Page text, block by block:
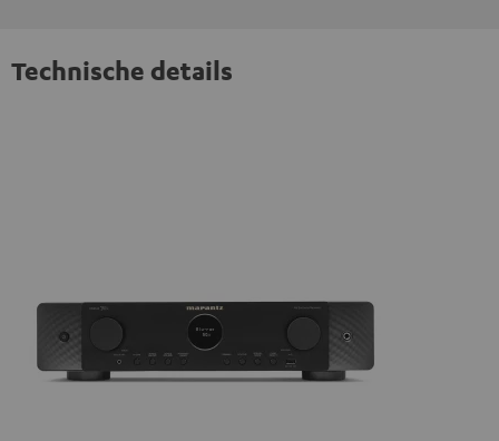
Technische details